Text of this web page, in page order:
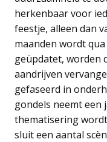
herkenbaar voor
feestje, alleen dan
maanden wordt
geüpdatet, worden
aandrijven
gefaseerd in
gondels neemt een
thematisering
sluit een aantal